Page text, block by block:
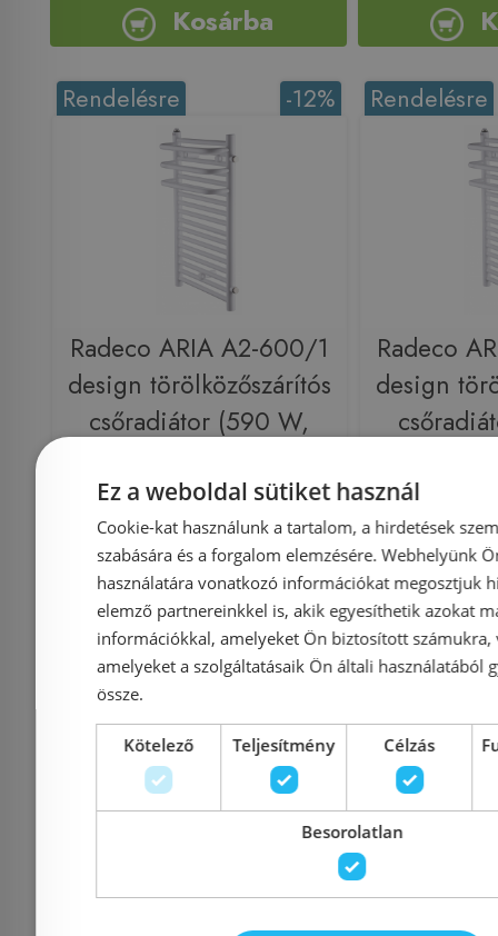
Kosárba
-12%
Rendelésre
Radeco ARIA A2-600/1
design törölközőszárítós
csőradiátor (590 W,
Azonosító: 181063
Cikkszám: A2-600/1
81 267 Ft 71 515 Ft
Rendelésre
Radeco
design
90 557 Ft
-12%
Rendelésre Rendelésre
Ez a weboldal sütiket használ
Cookie-kat használunk a tartalom, a hirdetések
szabására és a forgalom elemzésére. Webhelyünk
használatára vonatkozó információkat megosztjuk
elemző partnereinkkel is, akik egyesíthetik azokat
információkkal, amelyeket Ön biztosított számukra,
amelyeket a szolgáltatásaik Ön általi használatából
össze.
Kötelező Teljesítmény Célzás
Besorolatlan